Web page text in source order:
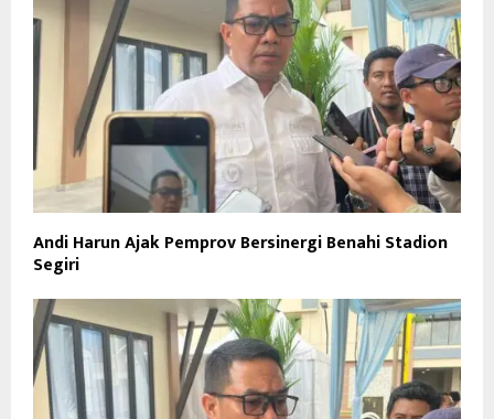
Andi Harun Ajak Pemprov Bersinergi Benahi Stadion
Segiri